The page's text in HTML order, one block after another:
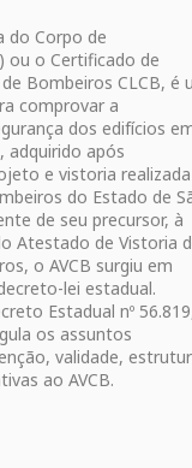
do Corpo de
ou o Certificado de
Bombeiros CLCB, é
comprovar a
dos edifícios
adquirido após
e vistoria realizada
do Estado de
de seu precursor, à
Atestado de Vistoria
o AVCB surgiu em
lei estadual.
Estadual nº
os assuntos
validade,
ao AVCB.